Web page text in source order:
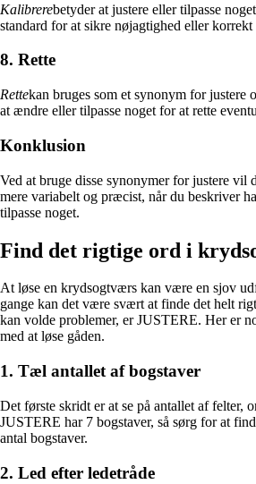
Kalibrerebetyder at justere eller tilpasse
standard for at sikre nøjagtighed eller
8. Rette
Rettekan bruges som et synonym for justere
at ændre eller tilpasse noget for at rette
Konklusion
Ved at bruge disse synonymer for justere vil
mere variabelt og præcist, når du beskriver
tilpasse noget.
Find det rigtige ord i
At løse en krydsogtværs kan være en sjov
gange kan det være svært at finde det helt
kan volde problemer, er JUSTERE. Her er
med at løse gåden.
1. Tæl antallet af bogstaver
Det første skridt er at se på antallet af felter,
JUSTERE har 7 bogstaver, så sørg for at
antal bogstaver.
2. Led efter ledetråde